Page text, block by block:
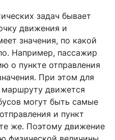
задач бывает
движения и
значения, по какой
Например, пассажир
о пункте отправления
При этом для
маршруту движется
могут быть самые
и пункт
же. Поэтому движение